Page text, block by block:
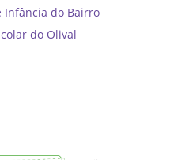
Infância do Bairro
do Olival